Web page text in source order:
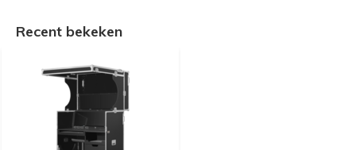
Recent bekeken